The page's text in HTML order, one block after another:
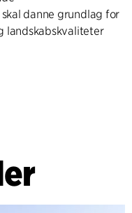
danne grundlag for
landskabskvaliteter